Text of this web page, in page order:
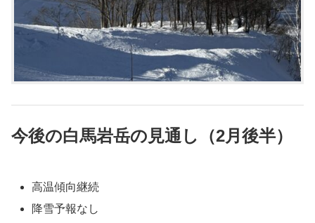
今後の白馬岩岳の見通し（2月後半）
高温傾向継続
降雪予報なし